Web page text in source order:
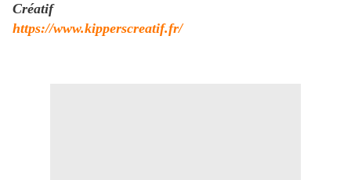
Créatif
https://www.kipperscreatif.fr/